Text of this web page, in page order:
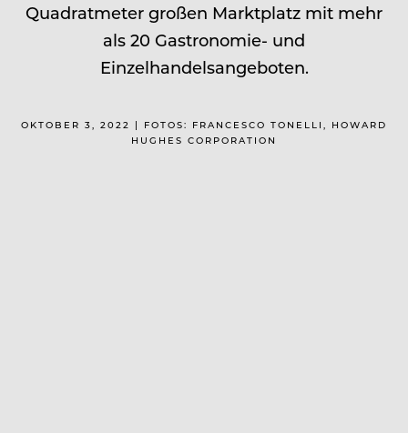
Quadratmeter großen Marktplatz mit mehr
als 20 Gastronomie- und
Einzelhandelsangeboten.
OKTOBER 3, 2022 | FOTOS: FRANCESCO TONELLI, HOWARD
HUGHES CORPORATION